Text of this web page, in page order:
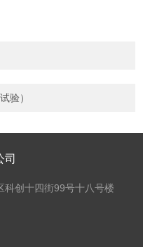
验）
司
科创十四街99号十八号楼